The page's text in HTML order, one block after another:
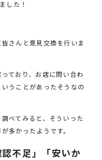
した！
さんと意見交換を行いま
ており、お店に問い合わ
うことがあったそうなの
べてみると、そういった
多かったようです。
認不足」「安いか